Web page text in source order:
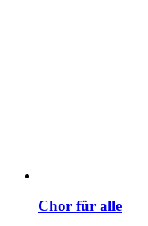
Chor für alle